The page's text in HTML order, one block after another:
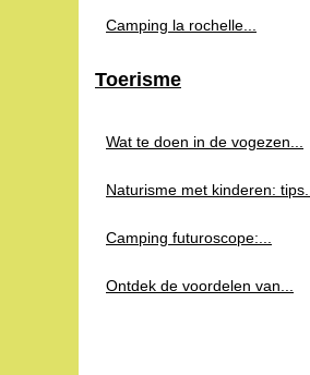
Camping la rochelle...
Toerisme
Wat te doen in de vogezen...
Naturisme met kinderen: tips...
Camping futuroscope:...
Ontdek de voordelen van...